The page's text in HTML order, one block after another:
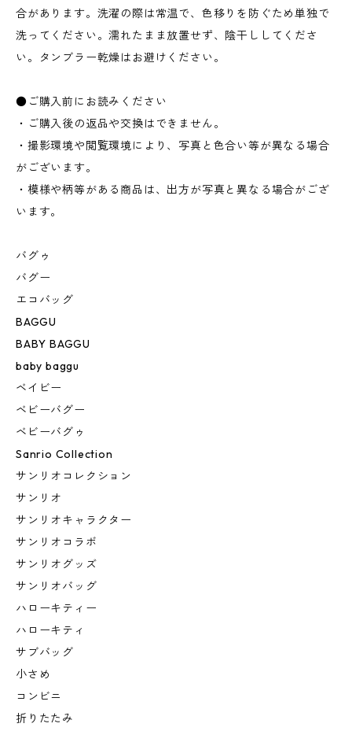
合があります。洗濯の際は常温で、色移りを防ぐため単独で
洗ってください。濡れたまま放置せず、陰干ししてくださ
い。タンブラー乾燥はお避けください。
●ご購入前にお読みください
・ご購入後の返品や交換はできません。
・撮影環境や閲覧環境により、写真と色合い等が異なる場合
がございます。
・模様や柄等がある商品は、出方が写真と異なる場合がござ
います。
バグゥ
バグー
エコバッグ
BAGGU
BABY BAGGU
baby baggu
ベイビー
ベビーバグー
ベビーバグゥ
Sanrio Collection
サンリオコレクション
サンリオ
サンリオキャラクター
サンリオコラボ
サンリオグッズ
サンリオバッグ
ハローキティー
ハローキティ
サブバッグ
小さめ
コンビニ
折りたたみ